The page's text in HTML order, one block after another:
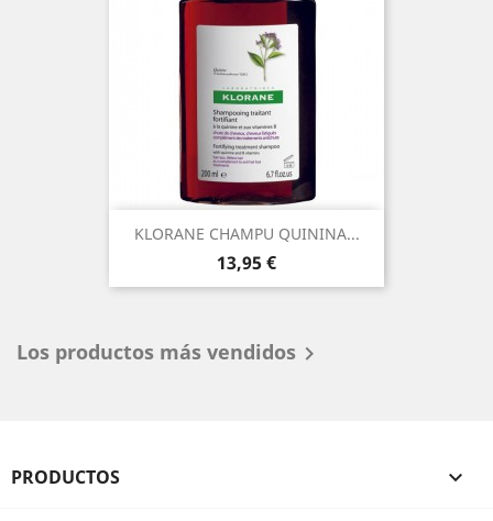
KLORANE CHAMPU QUININA...
Precio
13,95 €
Los productos más vendidos 
PRODUCTOS 